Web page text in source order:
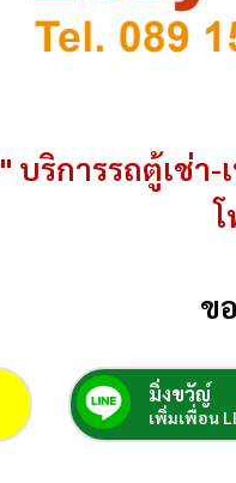
" บริการรถตู้เช่า-
ข
มิ่งขวัญ์
เพิ่มเพื่อน